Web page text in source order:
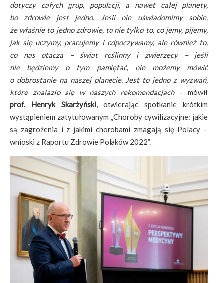
dotyczy całych grup, populacji, a nawet całej planety,
bo zdrowie jest jedno. Jeśli nie uświadomimy sobie,
że właśnie to jedno zdrowie, to nie tylko to, co jemy, pijemy,
jak się uczymy, pracujemy i odpoczywamy, ale również to,
co nas otacza – świat roślinny i zwierzęcy – jeśli
nie będziemy o tym pamiętać, nie możemy mówić
o dobrostanie na naszej planecie. Jest to jedno z wyzwań,
które znalazło się w naszych rekomendacjach– mówił
prof. Henryk Skarżyński, otwierając spotkanie krótkim
wystąpieniem zatytułowanym „Choroby cywilizacyjne: jakie
są zagrożenia i z jakimi chorobami zmagają się Polacy –
wnioski z Raportu Zdrowie Polaków 2022”.